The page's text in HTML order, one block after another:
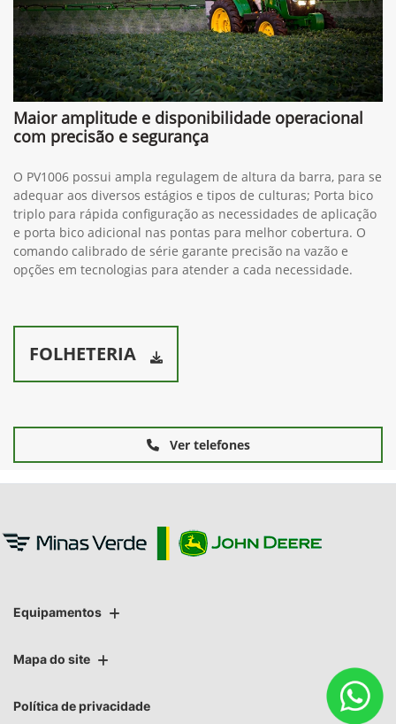
Maior amplitude e disponibilidade operacional
com precisão e segurança
O PV1006 possui ampla regulagem de altura da barra, para se
adequar aos diversos estágios e tipos de culturas; Porta bico
triplo para rápida configuração as necessidades de aplicação
e porta bico adicional nas pontas para melhor cobertura. O
comando calibrado de série garante precisão na vazão e
opções em tecnologias para atender a cada necessidade.
FOLHETERIA
Ver telefones
Equipamentos
Mapa do site
Política de privacidade